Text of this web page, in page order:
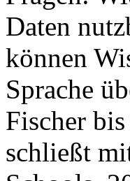
Daten
können
Sprache
Fischer
schließt